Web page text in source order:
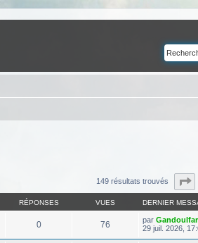
149 résultats trouvés
RÉPONSES VUES DERNIER
0 76 par Gandoulfar
29 juil. 2026,